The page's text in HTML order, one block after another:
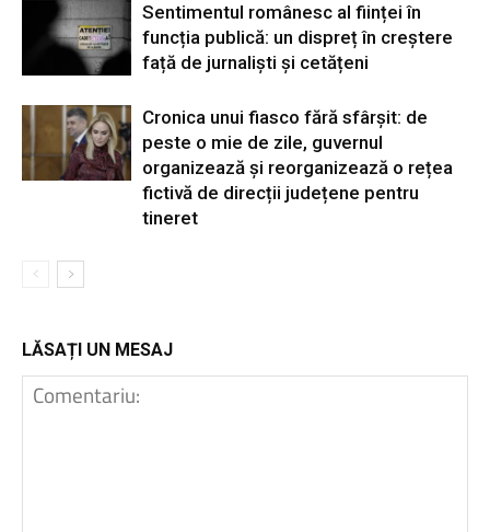
Sentimentul românesc al ființei în
funcția publică: un dispreț în creștere
față de jurnaliști și cetățeni
Cronica unui fiasco fără sfârșit: de
peste o mie de zile, guvernul
organizează și reorganizează o rețea
fictivă de direcții județene pentru
tineret
LĂSAȚI UN MESAJ